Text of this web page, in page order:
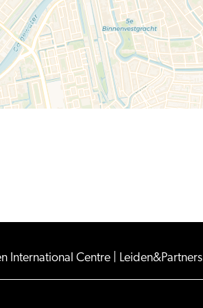
Om
(1,5+)
International Centre Leiden&Partners